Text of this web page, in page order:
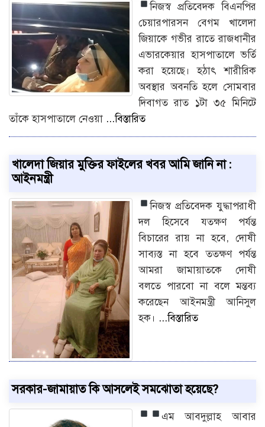
নিজস্ব প্রতিবেদকবিএনপির
চেয়ারপারসন বেগম খালেদা
জিয়াকে গভীর রাতে রাজধানীর
এভারকেয়ার হাসপাতালে ভর্তি
করা হয়েছে। হঠাৎ শারীরিক
অবস্থার অবনতি হলে সোমবার
দিবাগত রাত ১টা ৩৫ মিনিটে
তাঁকে হাসপাতালে নেওয়া ...বিস্তারিত
খালেদা জিয়ার মুক্তির ফাইলের খবর আমি জানি না :
আইনমন্ত্রী
নিজস্ব প্রতিবেদকযুদ্ধাপরাধী
দল হিসেবে যতক্ষণ পর্যন্ত
বিচারের রায় না হবে, দোষী
সাব্যস্ত না হবে ততক্ষণ পর্যন্ত
আমরা জামায়াতকে দোষী
বলতে পারবো না বলে মন্তব্য
করেছেন আইনমন্ত্রী আনিসুল
হক। ...বিস্তারিত
সরকার-জামায়াত কি আসলেই সমঝোতা হয়েছে?
এম আবদুল্লাহআবার